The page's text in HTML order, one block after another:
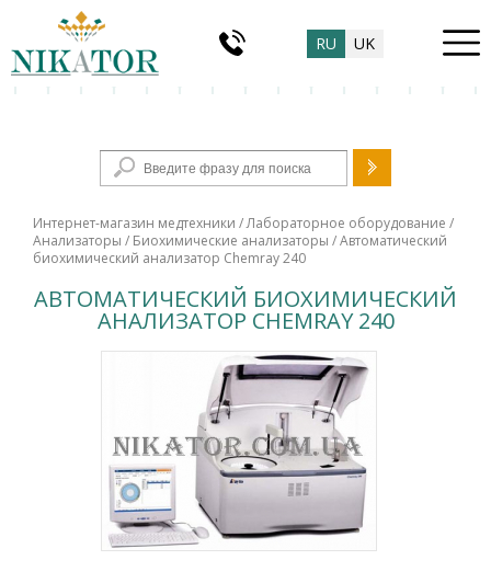
RU UK
Форма поиска
Интернет-магазин медтехники /Лабораторное оборудование /
Анализаторы / Биохимические анализаторы / Автоматический
биохимический анализатор Chemray 240
АВТОМАТИЧЕСКИЙ БИОХИМИЧЕСКИЙ
АНАЛИЗАТОР CHEMRAY 240